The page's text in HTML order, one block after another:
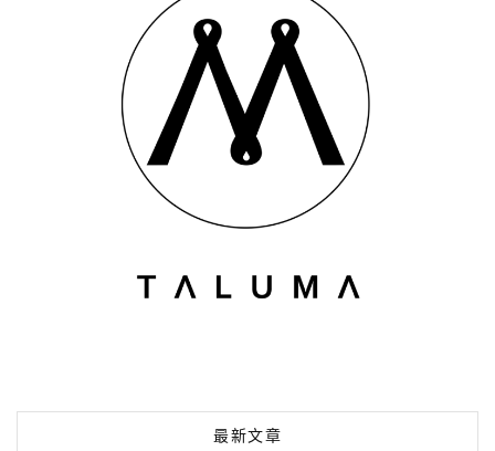
最新文章